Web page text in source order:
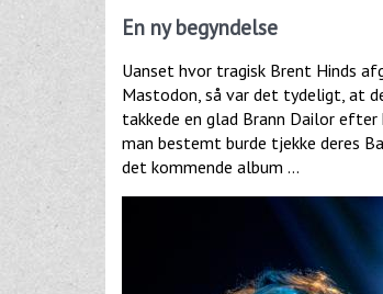
En ny begyndelse
Uanset hvor tragisk Brent Hinds
Mastodon, så var det tydeligt, at
takkede en glad Brann Dailor
man bestemt burde tjekke deres
det kommende album …